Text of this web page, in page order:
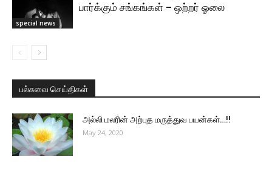
special news
பார்க்கும் சங்கங்கள் – ஒற்றர் ஓலை
பல்சுவை செய்திகள்
அல்லி மலரின் அற்புத மருத்துவ பயன்கள்…!!
May 24, 2020